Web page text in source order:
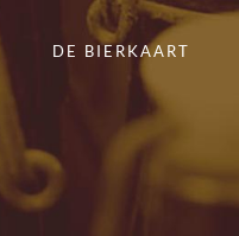
DE BIERKAART